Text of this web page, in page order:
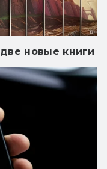
новые книги